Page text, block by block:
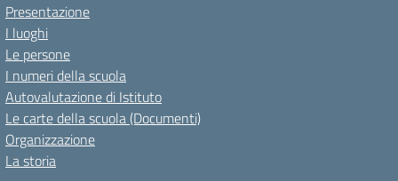
Presentazione
I luoghi
Le persone
I numeri della scuola
Autovalutazione di Istituto
Le carte della scuola (Documenti)
Organizzazione
La storia